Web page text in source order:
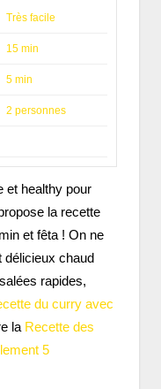
Très facile
15 min
5 min
2 personnes
et healthy pour
la recette
et fêta ! On ne
délicieux chaud
rapides,
du curry avec
la Recette des
5